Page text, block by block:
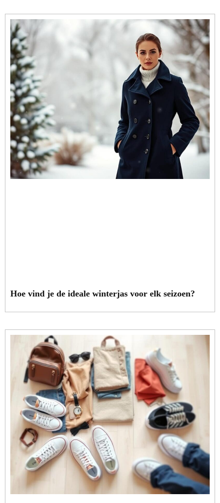
Hoe vind je de ideale winterjas voor elk seizoen?